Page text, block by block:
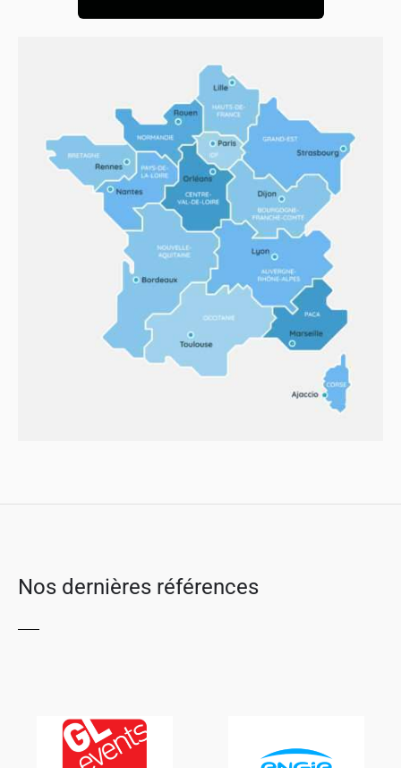
Nos dernières références